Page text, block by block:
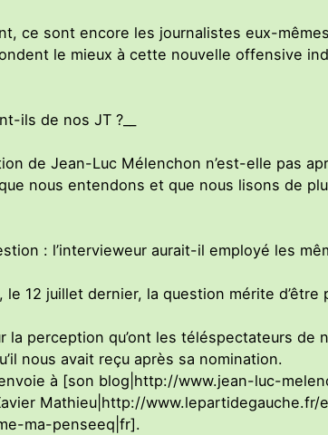
ce sont encore les journalistes eux-
le mieux à cette nouvelle offensive
ils de nos JT ?__
de Jean-Luc Mélenchon n’est-elle pas
nous entendons et que nous lisons de
: l’intervieweur aurait-il employé les
le 12 juillet dernier, la question mérite d’être
la perception qu’ont les téléspectateurs de
nous avait reçu après sa nomination.
à [son blog|http://www.jean-luc-
Mathieu|http://www.lepartidegauche.fr/
ma-penseeq|fr].